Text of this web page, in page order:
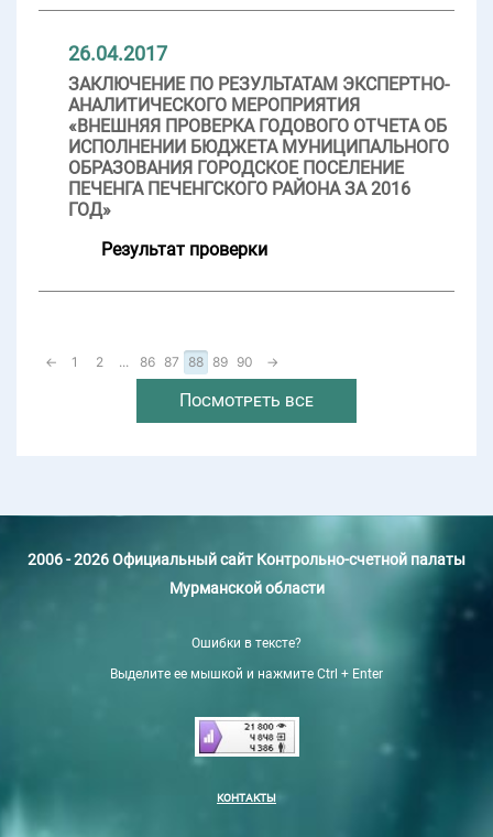
26.04.2017
ЗАКЛЮЧЕНИЕ ПО РЕЗУЛЬТАТАМ ЭКСПЕРТНО-
АНАЛИТИЧЕСКОГО МЕРОПРИЯТИЯ
«ВНЕШНЯЯ ПРОВЕРКА ГОДОВОГО ОТЧЕТА ОБ
ИСПОЛНЕНИИ БЮДЖЕТА МУНИЦИПАЛЬНОГО
ОБРАЗОВАНИЯ ГОРОДСКОЕ ПОСЕЛЕНИЕ
ПЕЧЕНГА ПЕЧЕНГСКОГО РАЙОНА ЗА 2016
ГОД»
Результат проверки
← 1 2 ... 86 87 88 89 90 →
Посмотреть все
2006 - 2026 Официальный сайт Контрольно-счетной палаты
Мурманской области
Ошибки в тексте?
Выделите ее мышкой и нажмите Ctrl + Enter
КОНТАКТЫ